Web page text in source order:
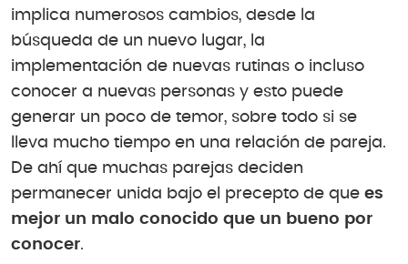
implica numerosos cambios, desde la
búsqueda de un nuevo lugar, la
implementación de nuevas rutinas o incluso
conocer a nuevas personas y esto puede
generar un poco de temor, sobre todo si se
lleva mucho tiempo en una relación de pareja.
De ahí que muchas parejas deciden
permanecer unida bajo el precepto de que es
mejor un malo conocido que un bueno por
conocer.